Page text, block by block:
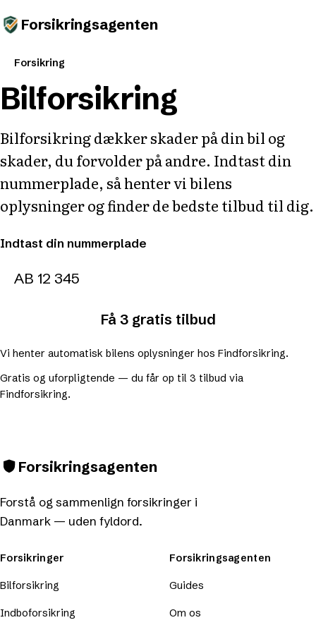
Forsikringsagenten
Forsikring
Bilforsikring
Bilforsikring dækker skader på din bil og
skader, du forvolder på andre. Indtast din
nummerplade, så henter vi bilens
oplysninger og finder de bedste tilbud til dig.
Indtast din nummerplade
Få 3 gratis tilbud
Vi henter automatisk bilens oplysninger hos Findforsikring.
Gratis og uforpligtende — du får op til 3 tilbud via
Findforsikring.
Forsikringsagenten
Forstå og sammenlign forsikringer i
Danmark — uden fyldord.
Forsikringer
Bilforsikring
Indboforsikring
Forsikringsagenten
Guides
Om os